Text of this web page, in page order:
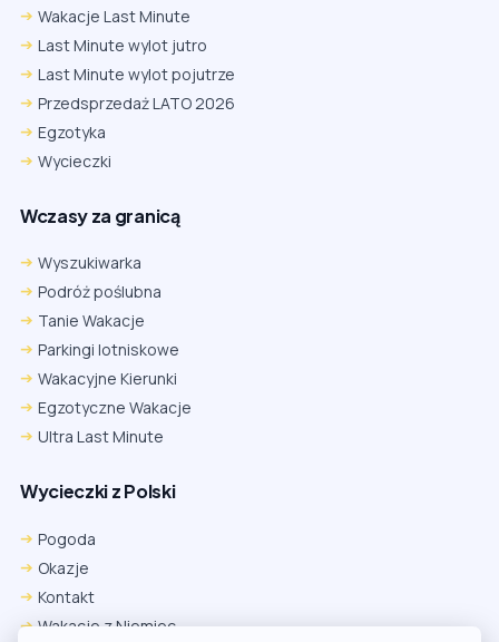
Wakacje Last Minute
Last Minute wylot jutro
Last Minute wylot pojutrze
Przedsprzedaż LATO 2026
Egzotyka
Wycieczki
Wczasy za granicą
Wyszukiwarka
Podróż poślubna
Tanie Wakacje
Parkingi lotniskowe
Wakacyjne Kierunki
Egzotyczne Wakacje
Ultra Last Minute
Wycieczki z Polski
Pogoda
Okazje
Kontakt
Wakacje z Niemiec
Firefox
Ustawienia → Prywatność i bezpieczeństwo → Pliki cookie innych
firm → ustaw „Zezwalaj”.
Na czas rezerwacji nie blokuj cookies i śledzenia dla tej witryny.